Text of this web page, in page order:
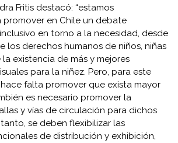
Fritis destacó: “estamos
en Chile un debate
en torno a la necesidad, desde
los derechos humanos de niños, niñas
existencia de más y mejores
para la niñez. Pero, para este
falta promover que exista mayor
es necesario promover la
y vías de circulación para dichos
se deben flexibilizar las
de distribución y exhibición,